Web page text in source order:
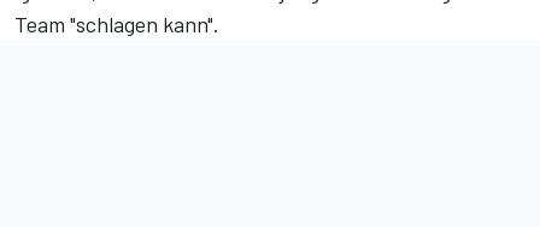
Team "schlagen kann".